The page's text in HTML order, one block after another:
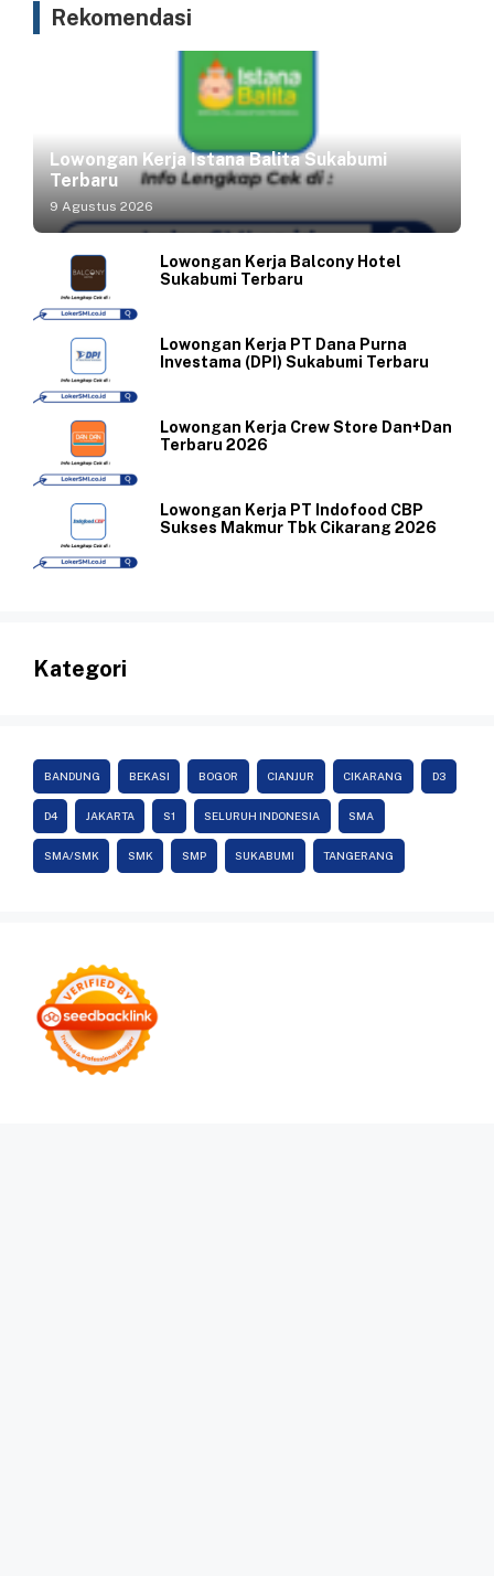
Rekomendasi
Lowongan Kerja Istana Balita Sukabumi
Terbaru
9 Agustus 2026
Lowongan Kerja Balcony Hotel
Sukabumi Terbaru
Lowongan Kerja PT Dana Purna
Investama (DPI) Sukabumi Terbaru
Lowongan Kerja Crew Store Dan+Dan
Terbaru 2026
Lowongan Kerja PT Indofood CBP
Sukses Makmur Tbk Cikarang 2026
Kategori
BANDUNG BEKASI BOGOR CIANJUR CIKARANG D3
D4 JAKARTA S1 SELURUH INDONESIA SMA
SMA/SMK SMK SMP SUKABUMI TANGERANG